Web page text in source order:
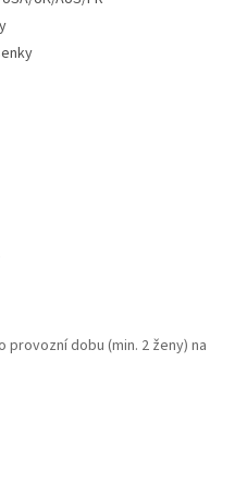
dobu (min. 2 ženy) na